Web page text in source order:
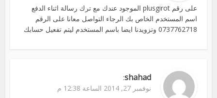
على رقم plusgirot الموجود عندك مع ترك رسالة اثناء الدفع
اسم المستخدم الخاص بك الرجاء التواصل معانا على الرقم
0737762718 وتزويدنا ايضا باسم المستخدم ليتم تفعيل حسابك
shahad
:
نوفمبر 27, 2014 الساعة 12:38 م